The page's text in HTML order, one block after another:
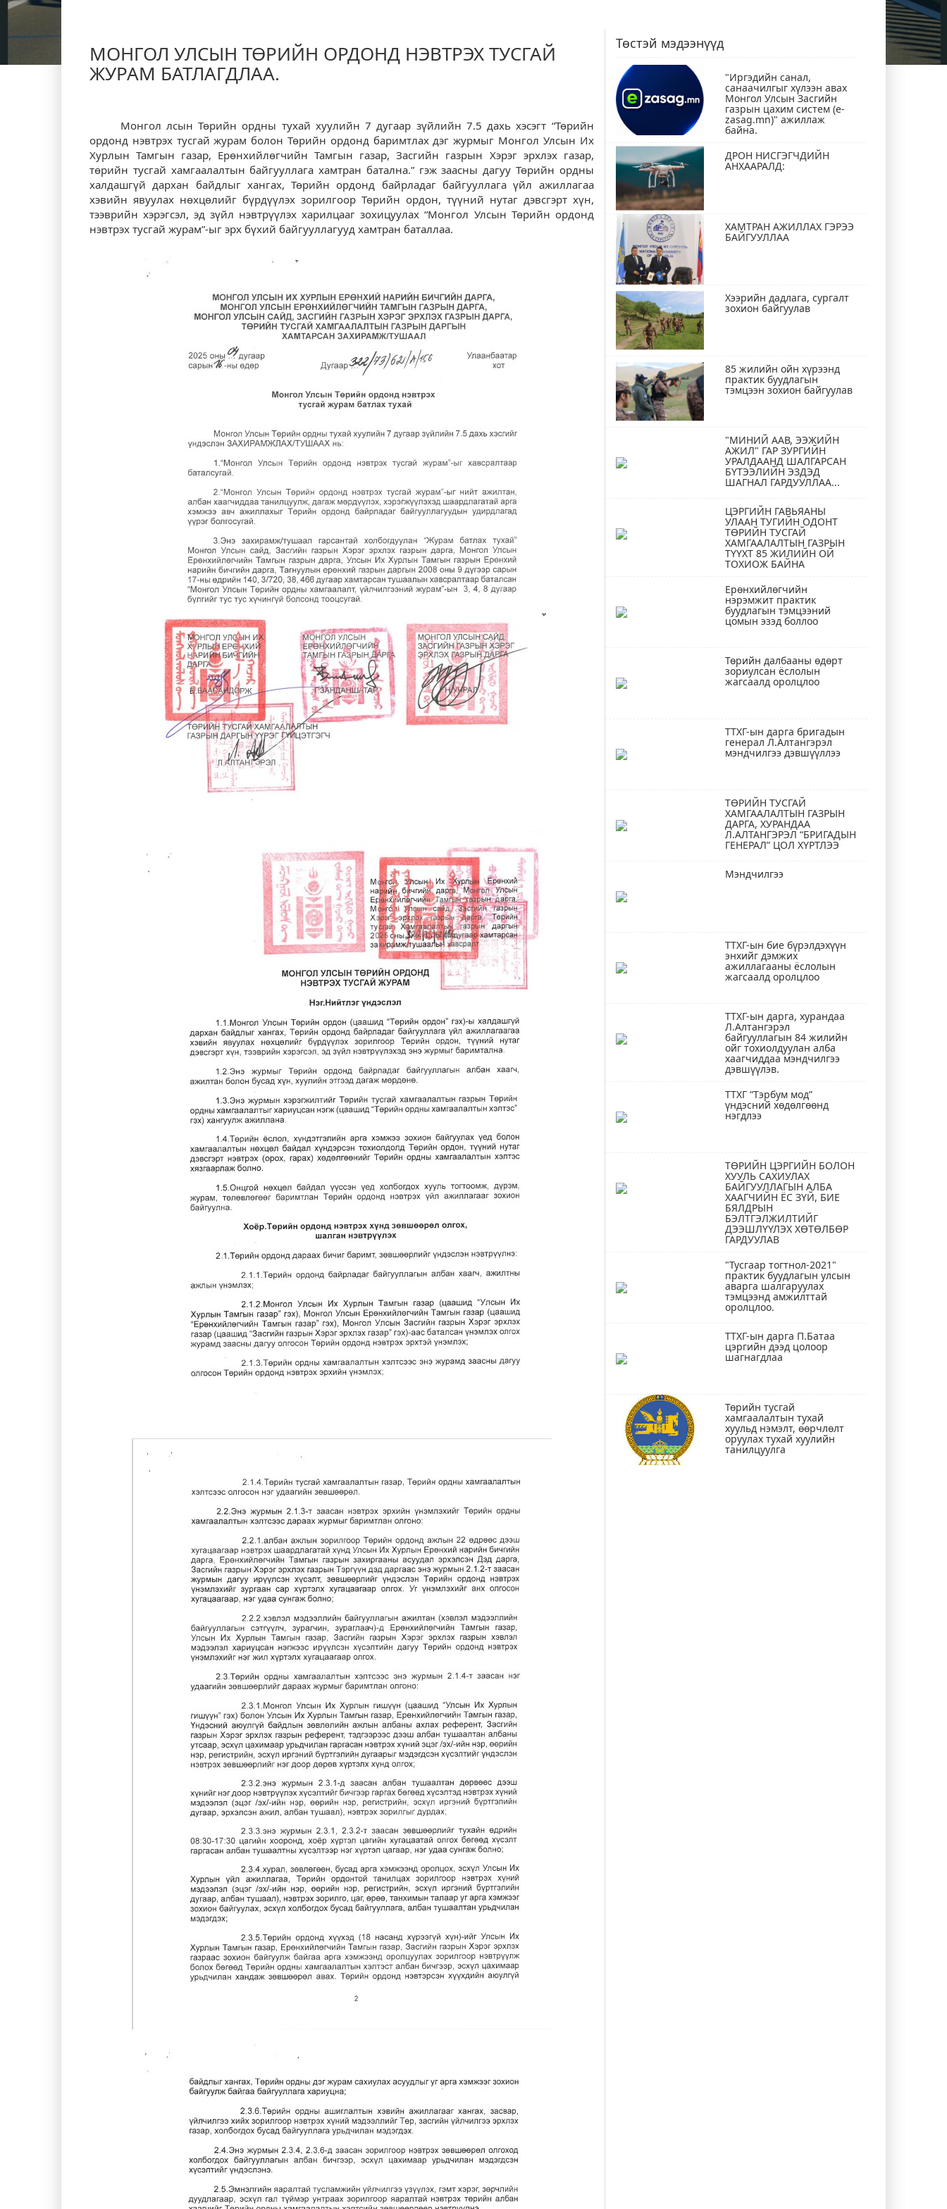
МОНГОЛ УЛСЫН ТӨРИЙН ОРДОНД НЭВТРЭХ ТУСГАЙ
ЖУРАМ БАТЛАГДЛАА.
Монгол лсын Төрийн ордны тухай хуулийн 7 дугаар зүйлийн 7.5 дахь хэсэгт “Төрийн
ордонд нэвтрэх тусгай журам болон Төрийн ордонд баримтлах дэг журмыг Монгол Улсын Их
Хурлын Тамгын газар, Ерөнхийлөгчийн Тамгын газар, Засгийн газрын Хэрэг эрхлэх газар,
төрийн тусгай хамгаалалтын байгууллага хамтран батална.” гэж заасны дагуу Төрийн ордны
халдашгүй дархан байдлыг хангах, Төрийн ордонд байрладаг байгууллага үйл ажиллагаа
хэвийн явуулах нөхцөлийг бүрдүүлэх зорилгоор Төрийн ордон, түүний нутаг дэвсгэрт хүн,
тээврийн хэрэгсэл, эд зүйл нэвтрүүлэх харилцааг зохицуулах “Монгол Улсын Төрийн ордонд
нэвтрэх тусгай журам”-ыг эрх бүхий байгууллагууд хамтран баталлаа.
Төстэй мэдээнүүд
"Иргэдийн санал,
санаачилгыг хүлээн авах
Монгол Улсын Засгийн
газрын цахим систем (e-
zasag.mn)" ажиллаж
байна.
ДРОН НИСГЭГЧДИЙН
АНХААРАЛД:
ХАМТРАН АЖИЛЛАХ ГЭРЭЭ
БАЙГУУЛЛАА
Хээрийн дадлага, сургалт
зохион байгуулав
85 жилийн ойн хүрээнд
практик буудлагын
тэмцээн зохион байгуулав
"МИНИЙ ААВ, ЭЭЖИЙН
АЖИЛ" ГАР ЗУРГИЙН
УРАЛДААНД ШАЛГАРСАН
БҮТЭЭЛИЙН ЭЗДЭД
ШАГНАЛ ГАРДУУЛЛАА...
ЦЭРГИЙН ГАВЬЯАНЫ
УЛААН ТУГИЙН ОДОНТ
ТӨРИЙН ТУСГАЙ
ХАМГААЛАЛТЫН ГАЗРЫН
ТҮҮХТ 85 ЖИЛИЙН ОЙ
ТОХИОЖ БАЙНА
Ерөнхийлөгчийн
нэрэмжит практик
буудлагын тэмцээний
цомын эзэд боллоо
Төрийн далбааны өдөрт
зориулсан ёслолын
жагсаалд оролцлоо
ТТХГ-ын дарга бригадын
генерал Л.Алтангэрэл
мэндчилгээ дэвшүүллээ
ТӨРИЙН ТУСГАЙ
ХАМГААЛАЛТЫН ГАЗРЫН
ДАРГА, ХУРАНДАА
Л.АЛТАНГЭРЭЛ “БРИГАДЫН
ГЕНЕРАЛ” ЦОЛ ХҮРТЛЭЭ
Мэндчилгээ
ТТХГ-ын бие бүрэлдэхүүн
энхийг дэмжих
ажиллагааны ёслолын
жагсаалд оролцлоо
ТТХГ-ын дарга, хурандаа
Л.Алтангэрэл
байгууллагын 84 жилийн
ойг тохиолдуулан алба
хаагчиддаа мэндчилгээ
дэвшүүлэв.
ТТХГ “Тэрбум мод”
үндэсний хөдөлгөөнд
нэгдлээ
ТӨРИЙН ЦЭРГИЙН БОЛОН
ХУУЛЬ САХИУЛАХ
БАЙГУУЛЛАГЫН АЛБА
ХААГЧИЙН ЁС ЗҮЙ, БИЕ
БЯЛДРЫН
БЭЛТГЭЛЖИЛТИЙГ
ДЭЭШЛҮҮЛЭХ ХӨТӨЛБӨР
ГАРДУУЛАВ
"Тусгаар тогтнол-2021"
практик буудлагын улсын
аварга шалгаруулах
тэмцээнд амжилттай
оролцлоо.
ТТХГ-ын дарга П.Батаа
цэргийн дээд цолоор
шагнагдлаа
Төрийн тусгай
хамгаалалтын тухай
хуульд нэмэлт, өөрчлөлт
оруулах тухай хуулийн
танилцуулга